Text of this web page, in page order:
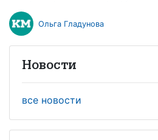
Ольга Гладунова
Новости
все новости